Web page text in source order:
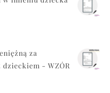
za
- WZÓR